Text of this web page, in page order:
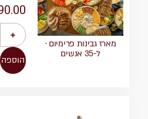
מארז גבינות פרימיום ·
ל-35 אנשים
הוספה